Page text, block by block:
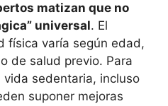
matizan que no
universal. El
física varía según edad,
de salud previo. Para
sedentaria, incluso
suponer mejoras